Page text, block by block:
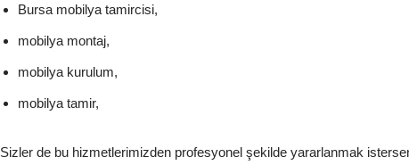
Bursa mobilya tamircisi,
mobilya montaj,
mobilya kurulum,
mobilya tamir,
Sizler de bu hizmetlerimizden profesyonel şekilde yararlanmak